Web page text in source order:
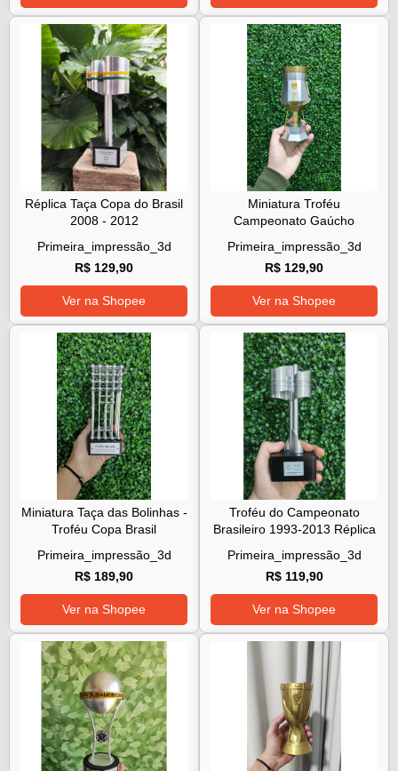
Réplica Taça Copa do Brasil
2008 - 2012
Primeira_impressão_3d
R$ 129,90
Ver na Shopee
Miniatura Troféu
Campeonato Gaúcho
Primeira_impressão_3d
R$ 129,90
Ver na Shopee
Miniatura Taça das Bolinhas -
Troféu Copa Brasil
Primeira_impressão_3d
R$ 189,90
Ver na Shopee
Troféu do Campeonato
Brasileiro 1993-2013 Réplica
Primeira_impressão_3d
R$ 119,90
Ver na Shopee